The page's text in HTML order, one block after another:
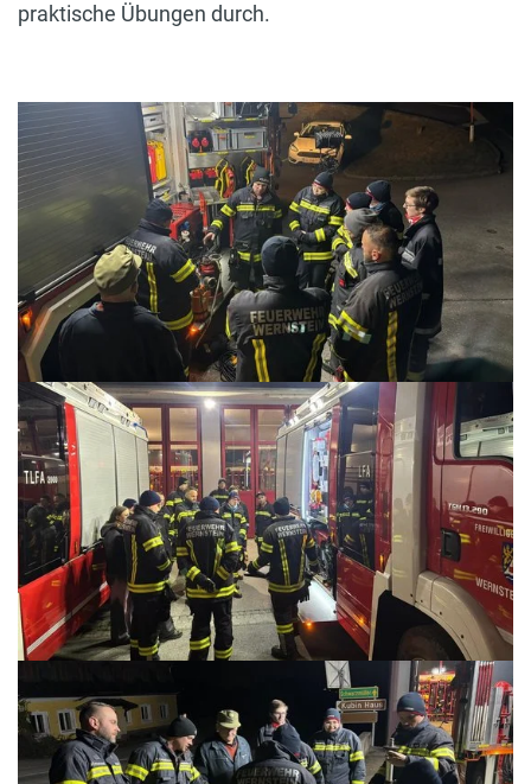
praktische Übungen durch.